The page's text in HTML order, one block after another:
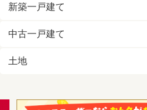
新築一戸建て
中古一戸建て
土地